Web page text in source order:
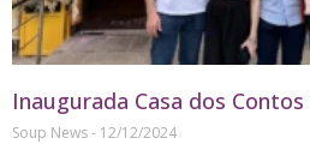
Inaugurada Casa dos Contos
Soup News
12/12/2024